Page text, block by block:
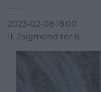
2023-02-08 18:00
II. Zsigmond tér 8.